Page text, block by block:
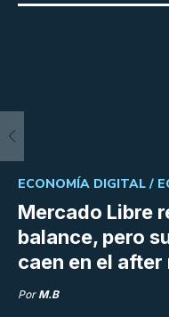
Mercado Libre
balance, pero
caen en el
ECONOMÍA DIGITAL /
Por M.B